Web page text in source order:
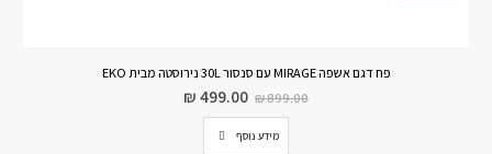
פח דגם אשפה MIRAGE עם סנסור 30L נירוסטה מבית EKO
₪899.00
₪ 499.00
מידע נוסף